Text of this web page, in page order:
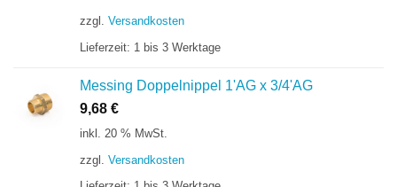
zzgl. Versandkosten
Lieferzeit: 1 bis 3 Werktage
Messing Doppelnippel 1'AG x 3/4'AG
9,68 €
inkl. 20 % MwSt.
zzgl. Versandkosten